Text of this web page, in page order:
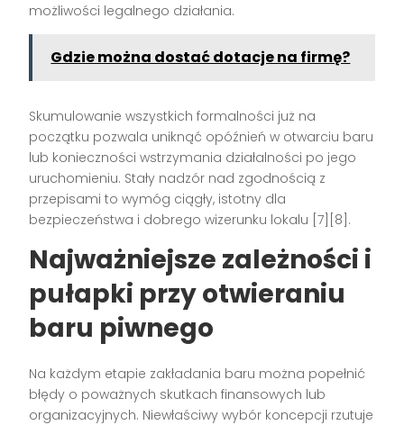
możliwości legalnego działania.
Gdzie można dostać dotacje na firmę?
Skumulowanie wszystkich formalności już na
początku pozwala uniknąć opóźnień w otwarciu baru
lub konieczności wstrzymania działalności po jego
uruchomieniu. Stały nadzór nad zgodnością z
przepisami to wymóg ciągły, istotny dla
bezpieczeństwa i dobrego wizerunku lokalu [7][8] .
Najważniejsze zależności i
pułapki przy otwieraniu
baru piwnego
Na każdym etapie zakładania baru można popełnić
błędy o poważnych skutkach finansowych lub
organizacyjnych. Niewłaściwy wybór koncepcji rzutuje